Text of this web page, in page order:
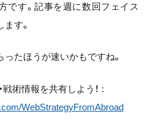
です。記事を週に数回フェイス
す。
たほうが速いかもですね。
術情報を共有しよう！ :
WebStrategyFromAbroad